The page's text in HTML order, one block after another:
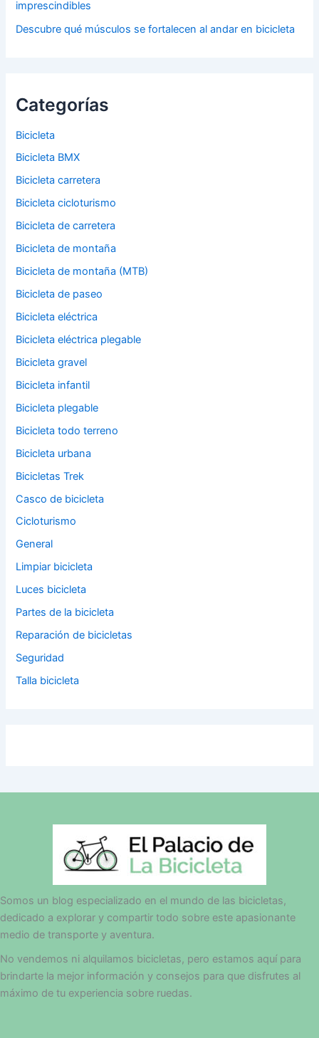
imprescindibles
Descubre qué músculos se fortalecen al andar en bicicleta
Categorías
Bicicleta
Bicicleta BMX
Bicicleta carretera
Bicicleta cicloturismo
Bicicleta de carretera
Bicicleta de montaña
Bicicleta de montaña (MTB)
Bicicleta de paseo
Bicicleta eléctrica
Bicicleta eléctrica plegable
Bicicleta gravel
Bicicleta infantil
Bicicleta plegable
Bicicleta todo terreno
Bicicleta urbana
Bicicletas Trek
Casco de bicicleta
Cicloturismo
General
Limpiar bicicleta
Luces bicicleta
Partes de la bicicleta
Reparación de bicicletas
Seguridad
Talla bicicleta
Somos un blog especializado en el mundo de las bicicletas,
dedicado a explorar y compartir todo sobre este apasionante
medio de transporte y aventura.
No vendemos ni alquilamos bicicletas, pero estamos aquí para
brindarte la mejor información y consejos para que disfrutes al
máximo de tu experiencia sobre ruedas.